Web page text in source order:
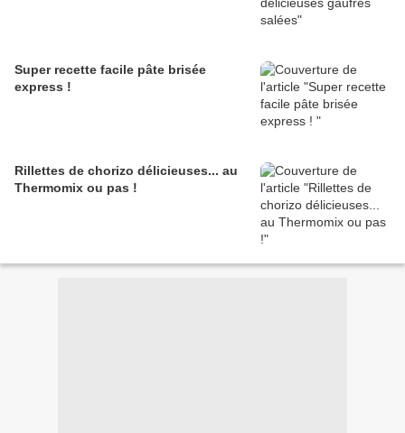
Super recette facile pâte brisée
express !
Rillettes de chorizo délicieuses... au
Thermomix ou pas !